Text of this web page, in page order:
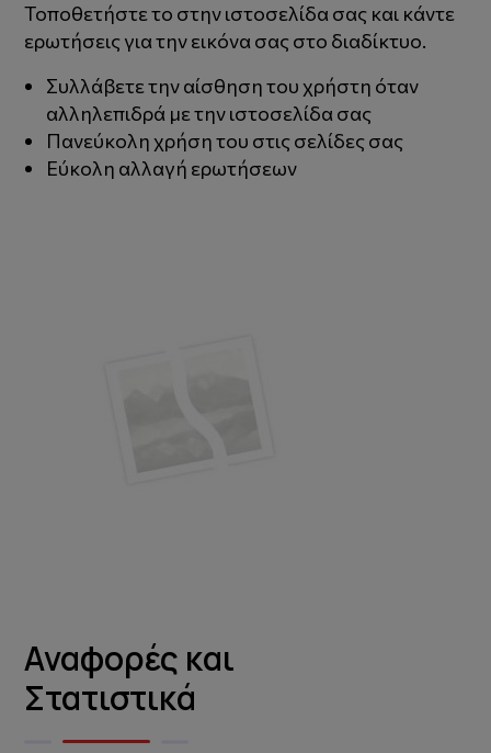
Τοποθετήστε το στην ιστοσελίδα σας και κάντε
ερωτήσεις για την εικόνα σας στο διαδίκτυο.
Συλλάβετε την αίσθηση του χρήστη όταν
αλληλεπιδρά με την ιστοσελίδα σας
Πανεύκολη χρήση του στις σελίδες σας
Εύκολη αλλαγή ερωτήσεων
Αναφορές και
Στατιστικά